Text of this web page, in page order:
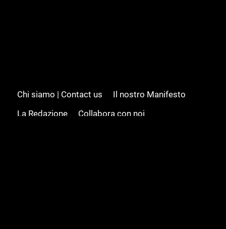
Chi siamo | Contact us
Il nostro Manifesto
La Redazione
Collabora con noi